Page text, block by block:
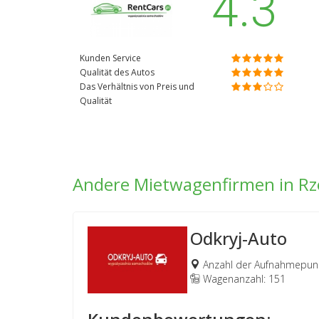
Kunden Service
Qualität des Autos
Das Verhältnis von Preis und
Qualität
Andere Mietwagenfirmen in
Odkryj-Auto
Anzahl der
Wagenanzahl: 151